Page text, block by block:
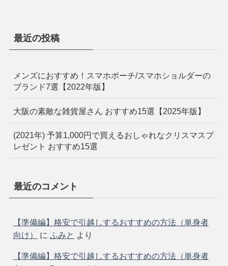
最近の投稿
メンズにおすすめ！スマホポーチ/スマホショルダーの
ブランド7選【2022年版】
大阪の素敵な雑貨屋さん おすすめ15選【2025年版】
(2021年) 予算1,000円で買えるおしゃれなクリスマスプ
レゼント おすすめ15選
最近のコメント
【準備編】格安で引越しするおすすめの方法（単身者
向け）
に ふみと より
【準備編】格安で引越しするおすすめの方法（単身者